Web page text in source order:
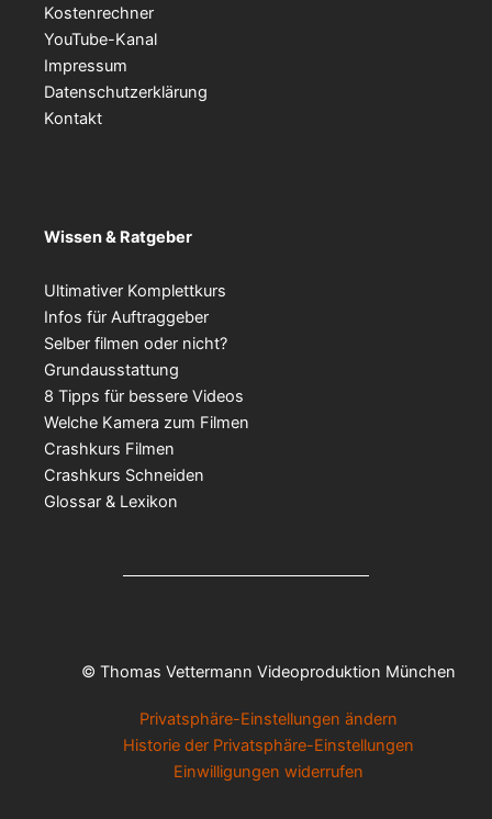
Kostenrechner
YouTube-Kanal
Impressum
Datenschutzerklärung
Kontakt
Wissen & Ratgeber
Ultimativer Komplettkurs
Infos für Auftraggeber
Selber filmen oder nicht?
Grundausstattung
8 Tipps für bessere Videos
Welche Kamera zum Filmen
Crashkurs Filmen
Crashkurs Schneiden
Glossar & Lexikon
© Thomas Vettermann Videoproduktion München
Privatsphäre-Einstellungen ändern
Historie der Privatsphäre-Einstellungen
Einwilligungen widerrufen